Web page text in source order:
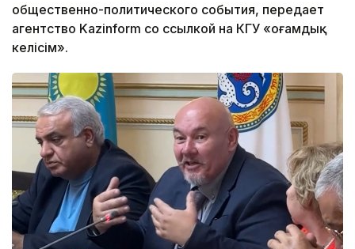
общественно-политического события, передает
агентство Kazinform со ссылкой на КГУ «Қоғамдық
келісім».